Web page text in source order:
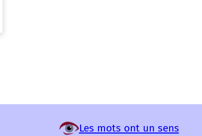
Les mots ont un sens